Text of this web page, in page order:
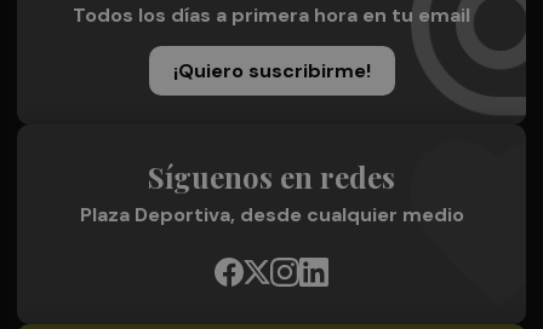
Todos los días a primera hora en tu email
¡Quiero suscribirme!
Síguenos en redes
Plaza Deportiva, desde cualquier medio